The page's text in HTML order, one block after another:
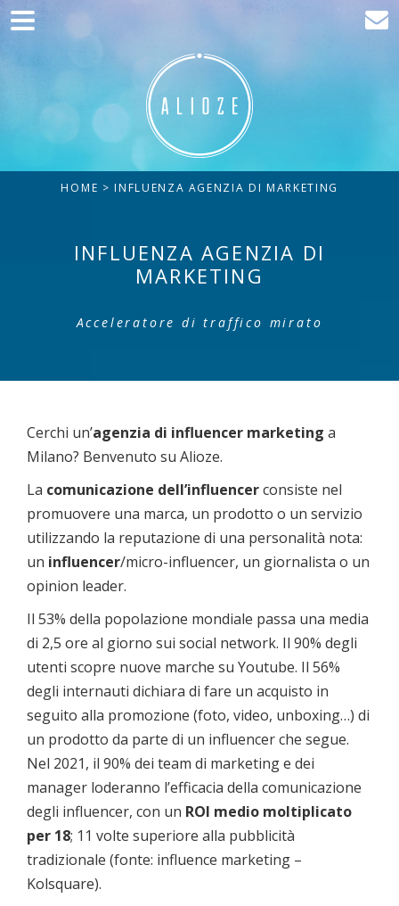
Home
Sviluppo web
Acquisizione del traffico
HOME > INFLUENZA AGENZIA DI MARKETING
INFLUENZA AGENZIA DI
MARKETING
Acceleratore di traffico mirato
Cerchi un’agenzia di influencer marketing a
Milano? Benvenuto su Alioze.
La comunicazione dell’influencerconsiste nel
promuovere una marca, un prodotto o un servizio
utilizzando la reputazione di una personalità nota:
un influencer/micro-influencer, un giornalista o un
opinion leader.
Il 53% della popolazione mondiale passa una media
di 2,5 ore al giorno sui social network. Il 90% degli
utenti scopre nuove marche su Youtube. Il 56%
degli internauti dichiara di fare un acquisto in
seguito alla promozione (foto, video, unboxing…) di
un prodotto da parte di un influencer che segue.
Nel 2021, il 90% dei team di marketing e dei
manager loderanno l’efficacia della comunicazione
degli influencer, con un ROI medio moltiplicato
per 18; 11 volte superiore alla pubblicità
tradizionale (fonte: influence marketing –
Kolsquare).